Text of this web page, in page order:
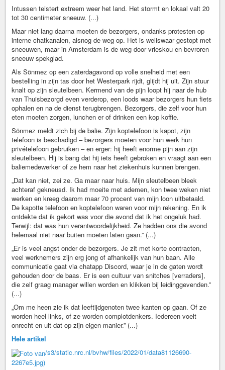
Intussen teistert extreem weer het land. Het stormt en lokaal valt 20
tot 30 centimeter sneeuw. (...)
Maar niet lang daarna moeten de bezorgers, ondanks protesten op
interne chatkanalen, alsnog de weg op. Het is weliswaar gestopt met
sneeuwen, maar in Amsterdam is de weg door vrieskou en bevroren
sneeuw spekglad.
Als Sönmez op een zaterdagavond op volle snelheid met een
bestelling in zijn tas door het Westerpark rijdt, glijdt hij uit. Zijn stuur
knalt op zijn sleutelbeen. Kermend van de pijn loopt hij naar de hub
van Thuisbezorgd even verderop, een loods waar bezorgers hun fiets
ophalen en na de dienst terugbrengen. Bezorgers, die zelf voor hun
eten moeten zorgen, lunchen er of drinken een kop koffie.
Sönmez meldt zich bij de balie. Zijn koptelefoon is kapot, zijn
telefoon is beschadigd – bezorgers moeten voor hun werk hun
privételefoon gebruiken – en erger: hij heeft enorme pijn aan zijn
sleutelbeen. Hij is bang dat hij iets heeft gebroken en vraagt aan een
baliemedewerker of ze hem naar het ziekenhuis kunnen brengen.
„Dat kan niet, zei ze. Ga maar naar huis. Mijn sleutelbeen bleek
achteraf gekneusd. Ik had moeite met ademen, kon twee weken niet
werken en kreeg daarom maar 70 procent van mijn loon uitbetaald.
De kapotte telefoon en koptelefoon waren voor mijn rekening. En ik
ontdekte dat ik gekort was voor die avond dat ik het ongeluk had.
Terwijl: dat was hun verantwoordelijkheid. Ze hadden ons die avond
helemaal niet naar buiten moeten laten gaan.” (...)
„Er is veel angst onder de bezorgers. Je zit met korte contracten,
veel werknemers zijn erg jong of afhankelijk van hun baan. Alle
communicatie gaat via chatapp Discord, waar je in de gaten wordt
gehouden door de baas. Er is een cultuur van snitches [verraders],
die zelf graag manager willen worden en klikken bij leidinggevenden.”
(...)
„Om me heen zie ik dat leeftijdgenoten twee kanten op gaan. Of ze
worden heel links, of ze worden complotdenkers. Iedereen voelt
onrecht en uit dat op zijn eigen manier.” (...)
Hele artikel
/s3/static.nrc.nl/bvhw/files/2022/01/data81126690-
2267e5.jpg)